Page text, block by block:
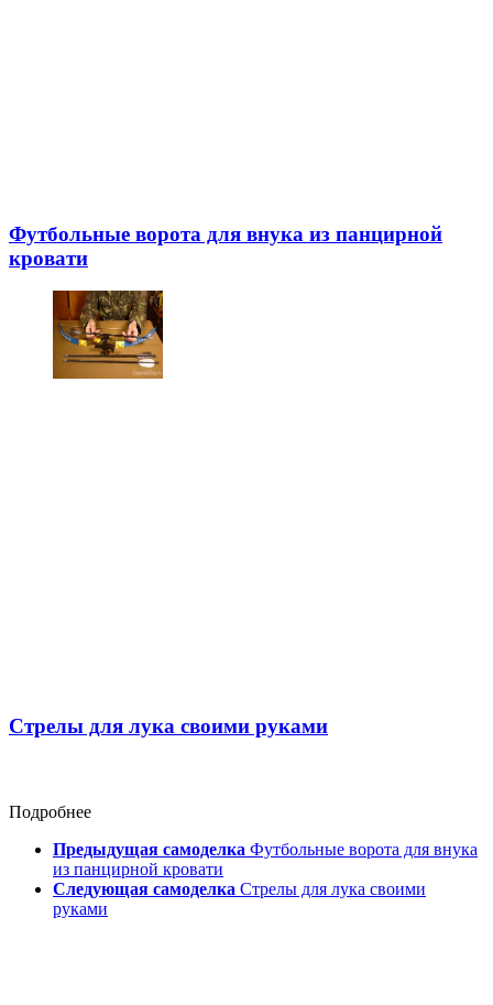
Футбольные ворота для внука из панцирной
кровати
Стрелы для лука своими руками
Подробнее
Предыдущая самоделка Футбольные ворота для внука
из панцирной кровати
Следующая самоделка Стрелы для лука своими
руками